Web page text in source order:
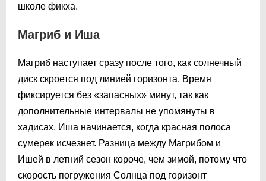
школе фикха.
Магриб и Иша
Магриб наступает сразу после того, как солнечный
диск скроется под линией горизонта. Время
фиксируется без «запасных» минут, так как
дополнительные интервалы не упомянуты в
хадисах. Иша начинается, когда красная полоса
сумерек исчезнет. Разница между Магрибом и
Ишей в летний сезон короче, чем зимой, потому что
скорость погружения Солнца под горизонт